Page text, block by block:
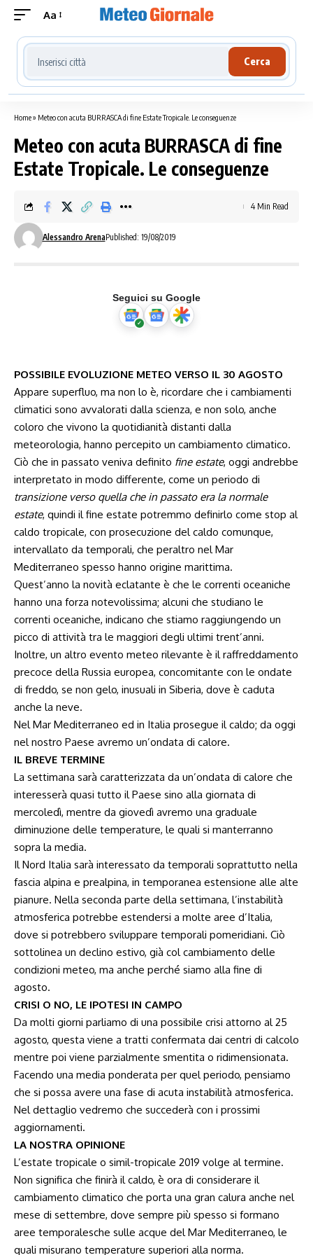
Aa
Cerca località meteo
Cerca
Home» Meteo con acuta BURRASCA di fine Estate Tropicale. Le conseguenze
Meteo con acuta BURRASCA di fine
Estate Tropicale. Le conseguenze
Alessandro ArenaPublished: 19/08/2019
4 Min Read
Seguici su Google
POSSIBILE EVOLUZIONE METEO VERSO IL 30 AGOSTO
Appare superfluo, ma non lo è, ricordare che i cambiamenti
climatici sono avvalorati dalla scienza, e non solo, anche
coloro che vivono la quotidianità distanti dalla
meteorologia, hanno percepito un cambiamento climatico.
Ciò che in passato veniva definito fine estate, oggi andrebbe
interpretato in modo differente, come un periodo di
transizione verso quella che in passato era la normale
estate, quindi il fine estate potremmo definirlo come stop al
caldo tropicale, con prosecuzione del caldo comunque,
intervallato da temporali, che peraltro nel Mar
Mediterraneo spesso hanno origine marittima.
Quest’anno la novità eclatante è che le correnti oceaniche
hanno una forza notevolissima; alcuni che studiano le
correnti oceaniche, indicano che stiamo raggiungendo un
picco di attività tra le maggiori degli ultimi trent’anni.
Inoltre, un altro evento meteo rilevante è il raffreddamento
precoce della Russia europea, concomitante con le ondate
di freddo, se non gelo, inusuali in Siberia, dove è caduta
anche la neve.
Nel Mar Mediterraneo ed in Italia prosegue il caldo; da oggi
nel nostro Paese avremo un’ondata di calore.
IL BREVE TERMINE
La settimana sarà caratterizzata da un’ondata di calore che
interesserà quasi tutto il Paese sino alla giornata di
mercoledì, mentre da giovedì avremo una graduale
diminuzione delle temperature, le quali si manterranno
sopra la media.
Il Nord Italia sarà interessato da temporali soprattutto nella
fascia alpina e prealpina, in temporanea estensione alle alte
pianure. Nella seconda parte della settimana, l’instabilità
atmosferica potrebbe estendersi a molte aree d’Italia,
dove si potrebbero sviluppare temporali pomeridiani. Ciò
sottolinea un declino estivo, già col cambiamento delle
condizioni meteo, ma anche perché siamo alla fine di
agosto.
CRISI O NO, LE IPOTESI IN CAMPO
Da molti giorni parliamo di una possibile crisi attorno al 25
agosto, questa viene a tratti confermata dai centri di calcolo
mentre poi viene parzialmente smentita o ridimensionata.
Facendo una media ponderata per quel periodo, pensiamo
che si possa avere una fase di acuta instabilità atmosferica.
Nel dettaglio vedremo che succederà con i prossimi
aggiornamenti.
LA NOSTRA OPINIONE
L’estate tropicale o simil-tropicale 2019 volge al termine.
Non significa che finirà il caldo, è ora di considerare il
cambiamento climatico che porta una gran calura anche nel
mese di settembre, dove sempre più spesso si formano
aree temporalesche sulle acque del Mar Mediterraneo, le
quali misurano temperature superiori alla norma.